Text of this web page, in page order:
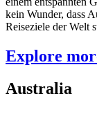
kein Wunder, dass
Reiseziele der Welt
Explore
Australia